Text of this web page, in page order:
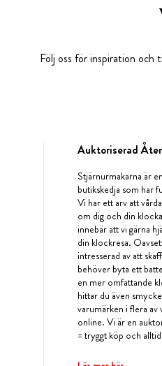
Följ oss för inspiration och
Auktoriserad
Stjärnurmakarna är
butikskedja som har
Vi har ett arv att
om dig och din
innebär att vi gärna
din klockresa.
intresserad av att
behöver byta ett
en mer omfattande
hittar du även
varumärken i flera
online. Vi är en
= tryggt köp och